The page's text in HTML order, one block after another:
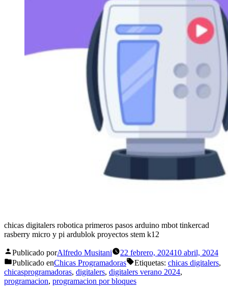
chicas digitalers robotica primeros pasos arduino mbot tinkercad
rasberry micro y pi ardublok proyectos stem k12
Publicado porAlfredo Musitani 22 febrero, 202410 abril, 2024
Publicado enChicas Programadoras Etiquetas: chicas digitalers,
chicasprogramadoras, digitalers, digitalers verano 2024,
programacion, programacion por bloques